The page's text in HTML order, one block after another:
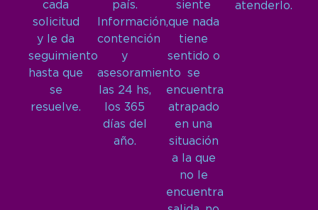
cada
solicitud
y le da
seguimiento
hasta que
se
resuelve.
país.
Información,
contención
y
asesoramiento
las 24 hs,
los 365
días del
año.
siente
que nada
tiene
sentido o
se
encuentra
atrapado
en una
situación
a la que
no le
encuentra
atenderlo.